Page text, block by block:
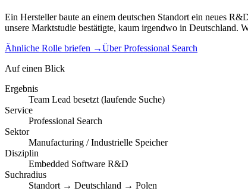
Ein Hersteller baute an einem deutschen Standort ein neues
unsere Marktstudie bestätigte, kaum irgendwo in Deutschland.
Ähnliche Rolle briefen →Über Professional Search
Auf einen Blick
Ergebnis
Team Lead besetzt (laufende Suche)
Service
Professional Search
Sektor
Manufacturing / Industrielle Speicher
Disziplin
Embedded Software R&D
Suchradius
Standort → Deutschland → Polen